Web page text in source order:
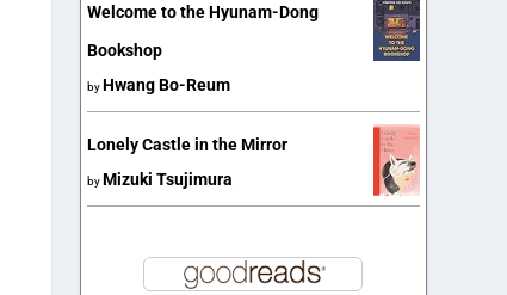
Welcome to the Hyunam-Dong
Bookshop
by Hwang Bo-Reum
Lonely Castle in the Mirror
by Mizuki Tsujimura